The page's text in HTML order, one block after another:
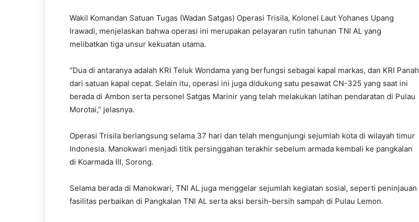
Wakil Komandan Satuan Tugas (Wadan Satgas) Operasi Trisila, Kolonel Laut Yohanes Upang
Irawadi, menjelaskan bahwa operasi ini merupakan pelayaran rutin tahunan TNI AL yang
melibatkan tiga unsur kekuatan utama.
“Dua di antaranya adalah KRI Teluk Wondama yang berfungsi sebagai kapal markas, dan KRI Panah
dari satuan kapal cepat. Selain itu, operasi ini juga didukung satu pesawat CN-325 yang saat ini
berada di Ambon serta personel Satgas Marinir yang telah melakukan latihan pendaratan di Pulau
Morotai,” jelasnya.
Operasi Trisila berlangsung selama 37 hari dan telah mengunjungi sejumlah kota di wilayah timur
Indonesia. Manokwari menjadi titik persinggahan terakhir sebelum armada kembali ke pangkalan
di Koarmada III, Sorong.
Selama berada di Manokwari, TNI AL juga menggelar sejumlah kegiatan sosial, seperti peninjauan
fasilitas perbaikan di Pangkalan TNI AL serta aksi bersih-bersih sampah di Pulau Lemon.